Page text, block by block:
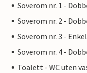
Soverom nr. 1 -
Soverom nr. 2 -
Soverom nr. 3 -
Soverom nr. 4 -
Toalett - WC uten